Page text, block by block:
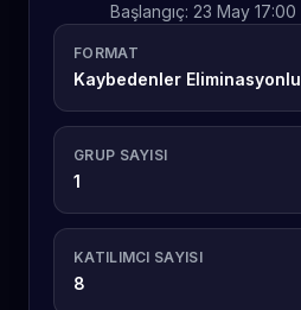
Başlangıç: 23 May 17:00
FORMAT
Kaybedenler Eliminasyonlu
GRUP SAYISI
1
KATILIMCI SAYISI
8